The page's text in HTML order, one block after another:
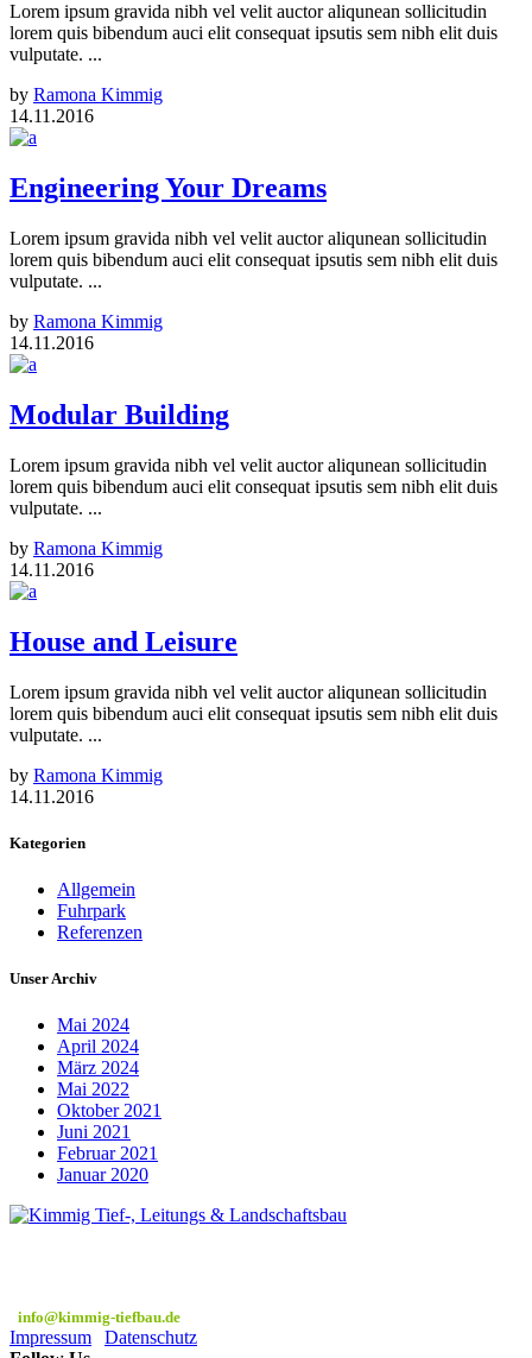
Lorem ipsum gravida nibh vel velit auctor aliqunean sollicitudin
lorem quis bibendum auci elit consequat ipsutis sem nibh elit duis
vulputate. ...
by Ramona Kimmig
14.11.2016
Engineering Your Dreams
Lorem ipsum gravida nibh vel velit auctor aliqunean sollicitudin
lorem quis bibendum auci elit consequat ipsutis sem nibh elit duis
vulputate. ...
by Ramona Kimmig
14.11.2016
Modular Building
Lorem ipsum gravida nibh vel velit auctor aliqunean sollicitudin
lorem quis bibendum auci elit consequat ipsutis sem nibh elit duis
vulputate. ...
by Ramona Kimmig
14.11.2016
House and Leisure
Lorem ipsum gravida nibh vel velit auctor aliqunean sollicitudin
lorem quis bibendum auci elit consequat ipsutis sem nibh elit duis
vulputate. ...
by Ramona Kimmig
14.11.2016
Kategorien
Allgemein
Fuhrpark
Referenzen
Unser Archiv
Mai 2024
April 2024
März 2024
Mai 2022
Oktober 2021
Juni 2021
Februar 2021
Januar 2020
info@kimmig-tiefbau.de
Impressum
Datenschutz